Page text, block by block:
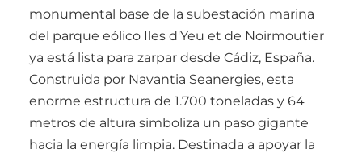
monumental base de la subestación marina
del parque eólico Iles d'Yeu et de Noirmoutier
ya está lista para zarpar desde Cádiz, España.
Construida por Navantia Seanergies, esta
enorme estructura de 1.700 toneladas y 64
metros de altura simboliza un paso gigante
hacia la energía limpia. Destinada a apoyar la